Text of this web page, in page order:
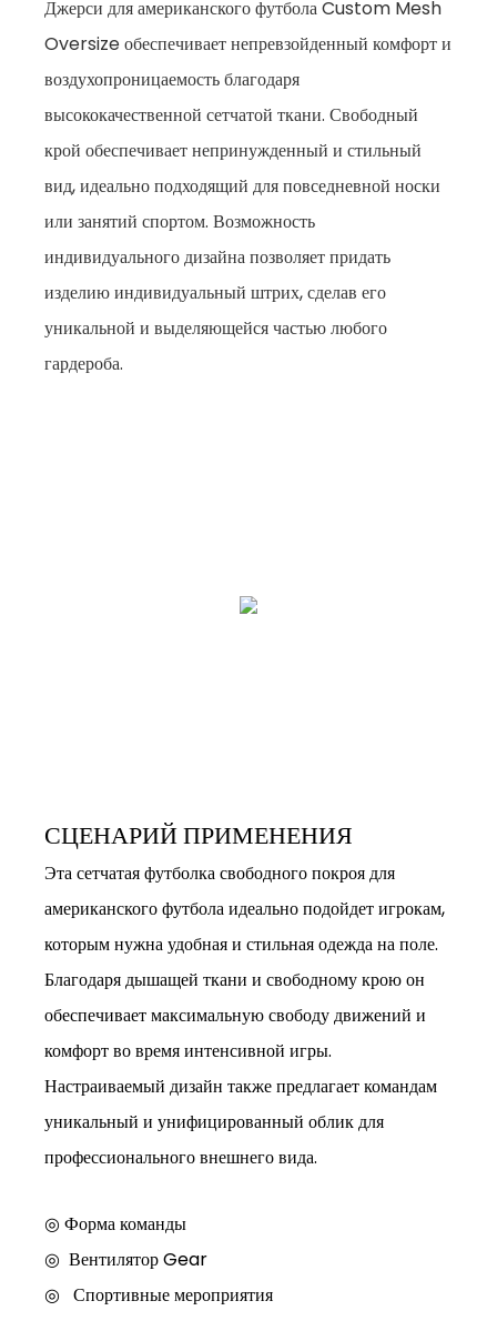
Джерси для американского футбола Custom Mesh
Oversize обеспечивает непревзойденный комфорт и
воздухопроницаемость благодаря
высококачественной сетчатой ткани. Свободный
крой обеспечивает непринужденный и стильный
вид, идеально подходящий для повседневной носки
или занятий спортом. Возможность
индивидуального дизайна позволяет придать
изделию индивидуальный штрих, сделав его
уникальной и выделяющейся частью любого
гардероба.
СЦЕНАРИЙ ПРИМЕНЕНИЯ
Эта сетчатая футболка свободного покроя для
американского футбола идеально подойдет игрокам,
которым нужна удобная и стильная одежда на поле.
Благодаря дышащей ткани и свободному крою он
обеспечивает максимальную свободу движений и
комфорт во время интенсивной игры.
Настраиваемый дизайн также предлагает командам
уникальный и унифицированный облик для
профессионального внешнего вида.
◎ Форма команды
◎ Вентилятор Gear
◎ Спортивные мероприятия